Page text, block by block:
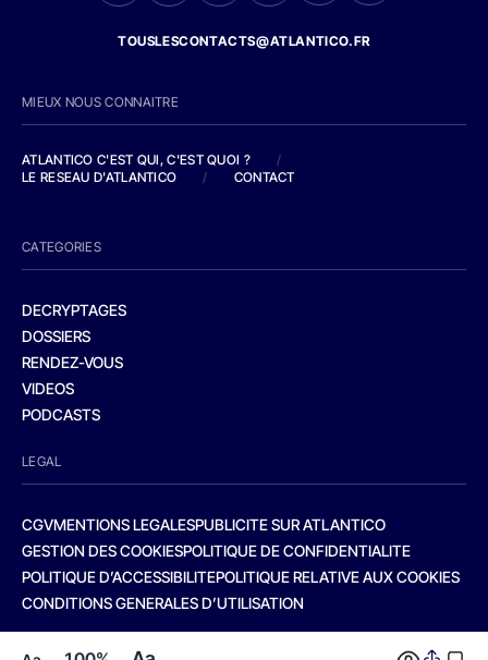
TOUSLESCONTACTS@ATLANTICO.FR
MIEUX NOUS CONNAITRE
ATLANTICO C'EST QUI, C'EST QUOI ?
/
LE RESEAU D'ATLANTICO
/ CONTACT
CATEGORIES
DECRYPTAGES
DOSSIERS
RENDEZ-VOUS
VIDEOS
PODCASTS
LEGAL
CGVMENTIONS LEGALESPUBLICITE SUR ATLANTICO
GESTION DES COOKIESPOLITIQUE DE CONFIDENTIALITE
POLITIQUE D’ACCESSIBILITEPOLITIQUE RELATIVE AUX COOKIES
CONDITIONS GENERALES D’UTILISATION